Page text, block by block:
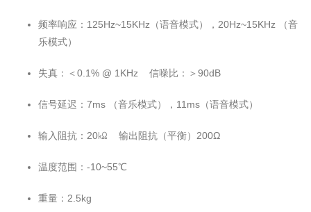
频率响应：125Hz~15KHz（语音模式），20Hz~15KHz （音
乐模式）
失真：＜0.1% @ 1KHz 信噪比：＞90dB
信号延迟：7ms （音乐模式），11ms（语音模式）
输入阻抗：20㏀ 输出阻抗（平衡）200Ω
温度范围：-10~55℃
重量：2.5kg